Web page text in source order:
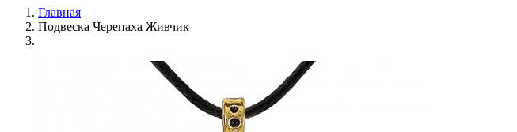
Главная
Подвеска Черепаха Живчик